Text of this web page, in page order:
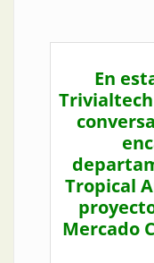
En
Tropical
Mercado